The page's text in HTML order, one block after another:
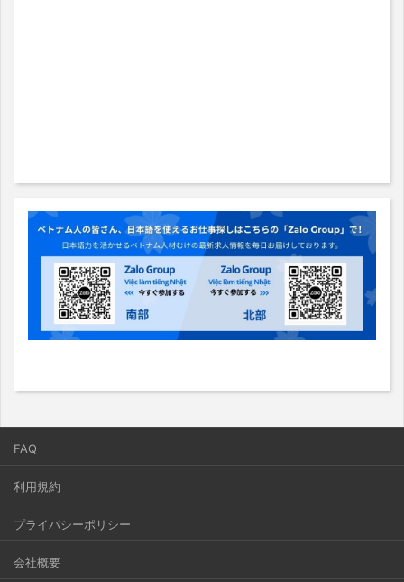
FAQ
利用規約
プライバシーポリシー
会社概要